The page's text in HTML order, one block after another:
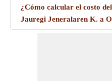
¿Cómo calcular el costo
Jauregi Jeneralaren K. a